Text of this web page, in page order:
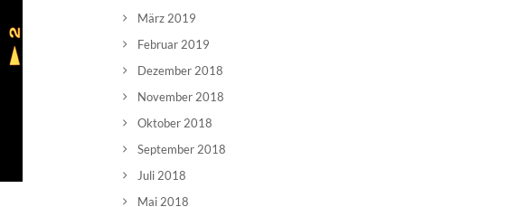
März 2019
Februar 2019
Dezember 2018
November 2018
Oktober 2018
September 2018
Juli 2018
Mai 2018